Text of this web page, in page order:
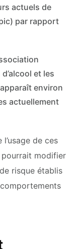
actuels de
par rapport
et les
environ
actuellement
de ces
pourrait modifier
risque établis